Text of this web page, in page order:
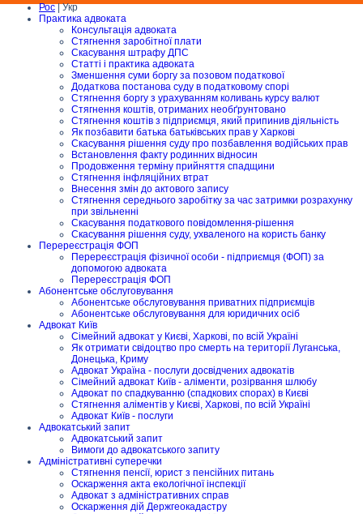
Рос| Укр
Практика адвоката
Консультація адвоката
Стягнення заробітної плати
Скасування штрафу ДПС
Статті і практика адвоката
Зменшення суми боргу за позовом податкової
Додаткова постанова суду в податковому спорі
Стягнення боргу з урахуванням коливань курсу валют
Стягнення коштів, отриманих необґрунтовано
Стягнення коштів з підприємця, який припинив діяльність
Як позбавити батька батьківських прав у Харкові
Скасування рішення суду про позбавлення водійських прав
Встановлення факту родинних відносин
Продовження терміну прийняття спадщини
Стягнення інфляційних втрат
Внесення змін до актового запису
Стягнення середнього заробітку за час затримки розрахунку
при звільненні
Скасування податкового повідомлення-рішення
Скасування рішення суду, ухваленого на користь банку
Перереєстрація ФОП
Перереєстрація фізичної особи - підприємця (ФОП) за
допомогою адвоката
Перереєстрація ФОП
Абонентське обслуговування
Абонентське обслуговування приватних підприємців
Абонентське обслуговування для юридичних осіб
Адвокат Київ
Сімейний адвокат у Києві, Харкові, по всій Україні
Як отримати свідоцтво про смерть на території Луганська,
Донецька, Криму
Адвокат Україна - послуги досвідчених адвокатів
Сімейний адвокат Київ - аліменти, розірвання шлюбу
Адвокат по спадкуванню (спадкових спорах) в Києві
Стягнення аліментів у Києві, Харкові, по всій Україні
Адвокат Київ - послуги
Адвокатський запит
Адвокатський запит
Вимоги до адвокатського запиту
Адміністративні суперечки
Стягнення пенсії, юрист з пенсійних питань
Оскарження акта екологічної інспекції
Адвокат з адміністративних справ
Оскарження дій Держгеокадастру